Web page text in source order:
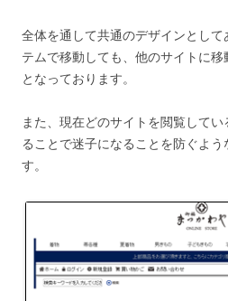
全体を通して共通のデザインとし
テムで移動しても、他のサイトに
となっております。
また、現在どのサイトを閲覧して
ることで迷子になることを防ぐよ
す。